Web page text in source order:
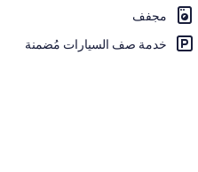
مجفف
خدمة صف السيارات مُضمنة